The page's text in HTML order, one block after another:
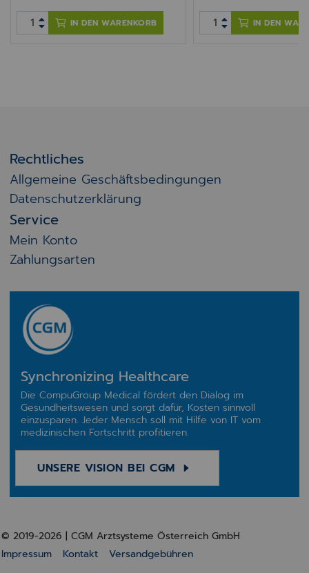
IN DEN WARENKORB IN DEN
Rechtliches
Allgemeine Geschäftsbedingungen
Datenschutzerklärung
Service
Mein Konto
Zahlungsarten
Synchronizing Healthcare
Die CompuGroup Medical fördert den Dialog im
Gesundheitswesen und sorgt dafür, Kosten sinnvoll
einzusparen. Jeder Mensch soll mit Hilfe von IT vom
medizinischen Fortschritt profitieren.
UNSERE VISION BEI CGM
© 2019-2026 | CGM Arztsysteme Österreich GmbH
Impressum
Kontakt Versandgebühren